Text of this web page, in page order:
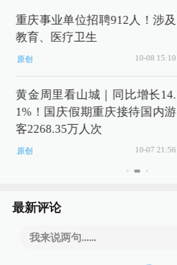
重庆事业单位招聘912人！涉及
教育、医疗卫生
原创 10-08 15:10
黄金周里看山城｜同比增长14.
1%！国庆假期重庆接待国内游
客2268.35万人次
原创 10-07 21:56
最新评论
我来说两句......